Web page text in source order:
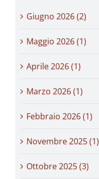
Giugno 2026 (2)
Maggio 2026 (1)
Aprile 2026 (1)
Marzo 2026 (1)
Febbraio 2026 (1)
Novembre 2025 (1)
Ottobre 2025 (3)